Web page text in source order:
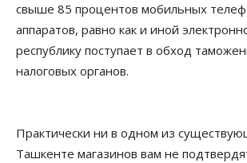
свыше 85 процентов мобильных
аппаратов, равно как и иной
республику поступает в обход
налоговых органов.
Практически ни в одном из
Ташкенте магазинов вам не